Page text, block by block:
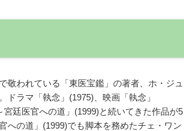
敬われている「東医宝鑑」の著者、ホ・ジュ
ラマ「執念」(1975)、映画「執念」
廷医官への道」(1999)と続いてきた作品が5
への道」(1999)でも脚本を務めたチェ・ワン